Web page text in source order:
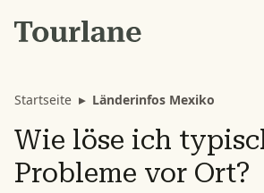
Startseite ▸ Länderinfos Mexiko
Wie löse ich
Probleme vor Ort?